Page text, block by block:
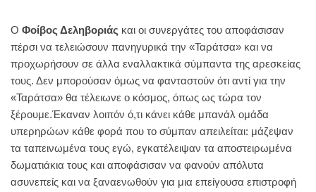
Ο Φοίβος Δεληβοριάς και οι συνεργάτες του αποφάσισαν
πέρσι να τελειώσουν πανηγυρικά την «Ταράτσα» και να
προχωρήσουν σε άλλα εναλλακτικά σύμπαντα της αρεσκείας
τους. Δεν μπορούσαν όμως να φανταστούν ότι αντί για την
«Ταράτσα» θα τέλειωνε ο κόσμος, όπως ως τώρα τον
ξέρουμε.Έκαναν λοιπόν ό,τι κάνει κάθε μπανάλ ομάδα
υπερηρώων κάθε φορά που το σύμπαν απειλείται: μάζεψαν
τα ταπεινωμένα τους εγώ, εγκατέλειψαν τα αποστειρωμένα
δωματιάκια τους και αποφάσισαν να φανούν απόλυτα
ασυνεπείς και να ξαναενωθούν για μια επείγουσα επιστροφή